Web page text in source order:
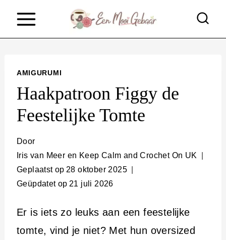
AMIGURUMI
Haakpatroon Figgy de
Feestelijke Tomte
Door
Iris van Meer en Keep Calm and Crochet On UK
Geplaatst op 28 oktober 2025
Geüpdatet op 21 juli 2026
Er is iets zo leuks aan een feestelijke
tomte, vind je niet? Met hun oversized